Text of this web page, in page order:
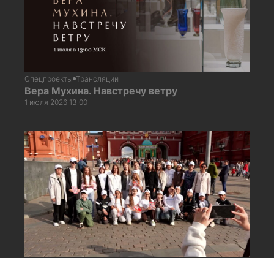
Спецпроекты Трансляции
Вера Мухина. Навстречу ветру
1 июля 2026 13:00